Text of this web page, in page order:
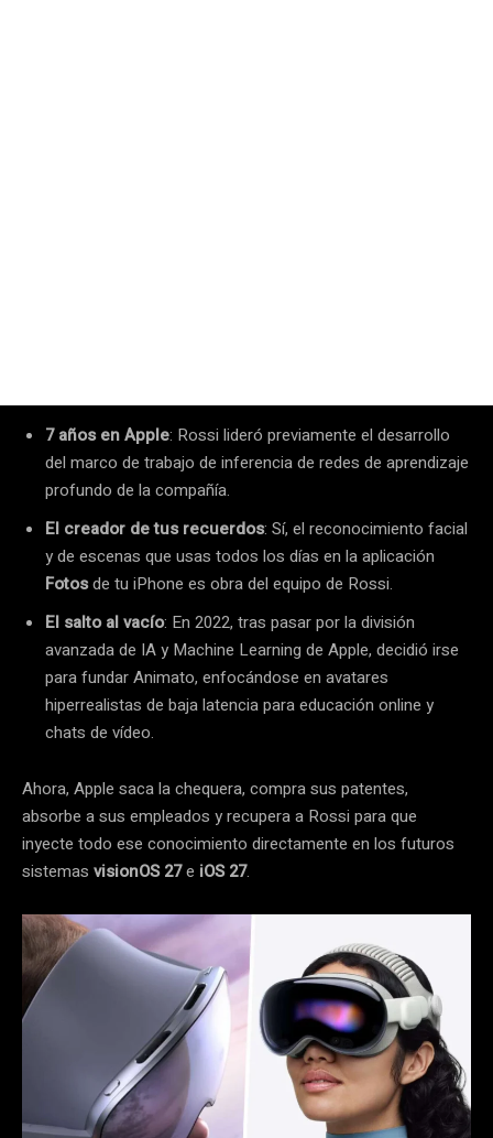
7 años en Apple: Rossi lideró previamente el desarrollo
del marco de trabajo de inferencia de redes de aprendizaje
profundo de la compañía.
El creador de tus recuerdos: Sí, el reconocimiento facial
y de escenas que usas todos los días en la aplicación
Fotosde tu iPhone es obra del equipo de Rossi.
El salto al vacío: En 2022, tras pasar por la división
avanzada de IA y Machine Learning de Apple, decidió irse
para fundar Animato, enfocándose en avatares
hiperrealistas de baja latencia para educación online y
chats de vídeo.
Ahora, Apple saca la chequera, compra sus patentes,
absorbe a sus empleados y recupera a Rossi para que
inyecte todo ese conocimiento directamente en los futuros
sistemas visionOS 27e iOS 27.